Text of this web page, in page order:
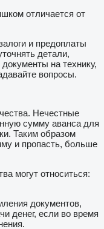
отличается от
и предоплаты
детали,
на технику,
вопросы.
Нечестные
сумму аванса для
Таким образом
и пропасть, больше
могут относиться:
документов,
денег, если во время